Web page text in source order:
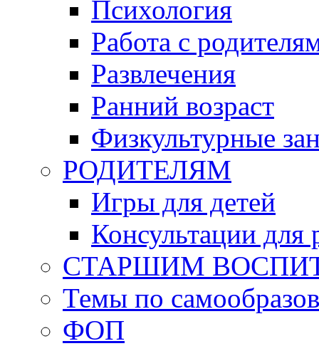
Психология
Работа с
Развлечения
Ранний возраст
Физкультурные
РОДИТЕЛЯМ
Игры для детей
Консультации для
СТАРШИМ
Темы по
ФОП